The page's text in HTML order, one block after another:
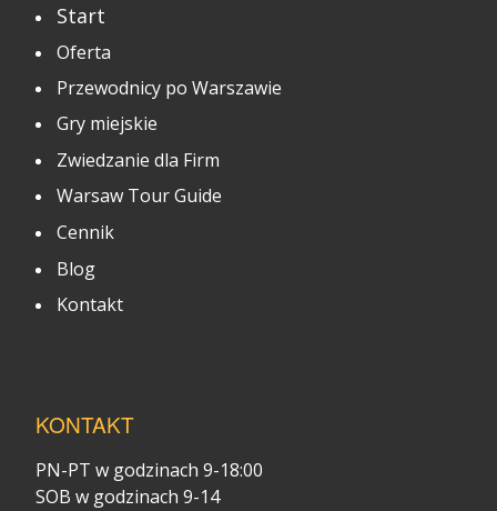
Start
Oferta
Przewodnicy po Warszawie
Gry miejskie
Zwiedzanie dla Firm
Warsaw Tour Guide
Cennik
Blog
Kontakt
KONTAKT
PN-PT w godzinach 9-18:00
SOB w godzinach 9-14